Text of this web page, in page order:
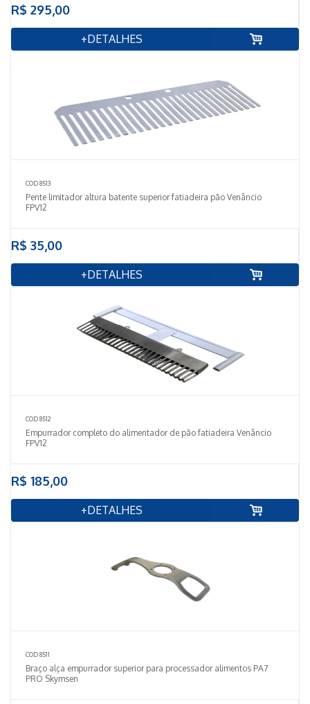
R$ 295,00
+DETALHES
COD 8513
Pente limitador altura batente superior fatiadeira pão Venâncio
FPV12
R$ 35,00
+DETALHES
COD 8512
Empurrador completo do alimentador de pão fatiadeira Venâncio
FPV12
R$ 185,00
+DETALHES
COD 8511
Braço alça empurrador superior para processador alimentos PA7
PRO Skymsen